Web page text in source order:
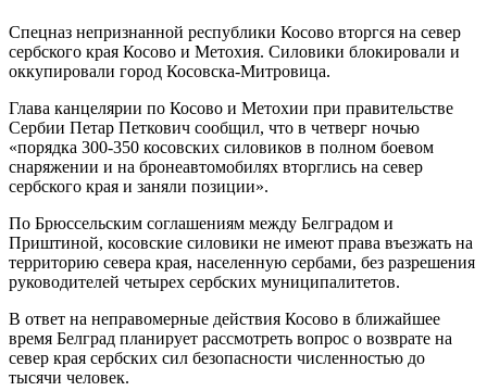
Спецназ непризнанной республики Косово вторгся на север
сербского края Косово и Метохия. Силовики блокировали и
оккупировали город Косовска-Митровица.
Глава канцелярии по Косово и Метохии при правительстве
Сербии Петар Петкович сообщил, что в четверг ночью
«порядка 300-350 косовских силовиков в полном боевом
снаряжении и на бронеавтомобилях вторглись на север
сербского края и заняли позиции».
По Брюссельским соглашениям между Белградом и
Приштиной, косовские силовики не имеют права въезжать на
территорию севера края, населенную сербами, без разрешения
руководителей четырех сербских муниципалитетов.
В ответ на неправомерные действия Косово в ближайшее
время Белград планирует рассмотреть вопрос о возврате на
север края сербских сил безопасности численностью до
тысячи человек.